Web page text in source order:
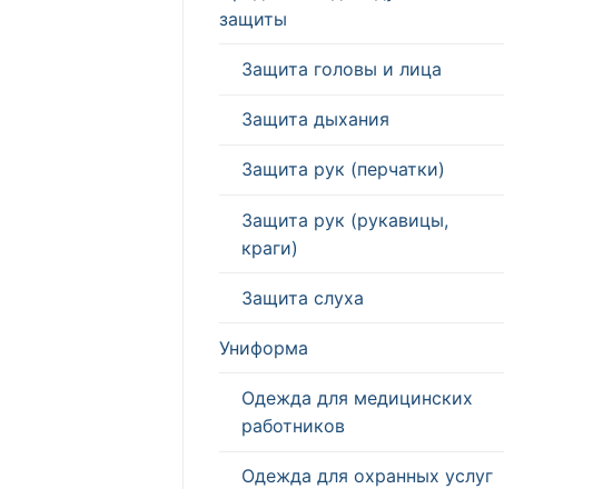
защиты
Защита головы и лица
Защита дыхания
Защита рук (перчатки)
Защита рук (рукавицы,
краги)
Защита слуха
Униформа
Одежда для медицинских
работников
Одежда для охранных услуг